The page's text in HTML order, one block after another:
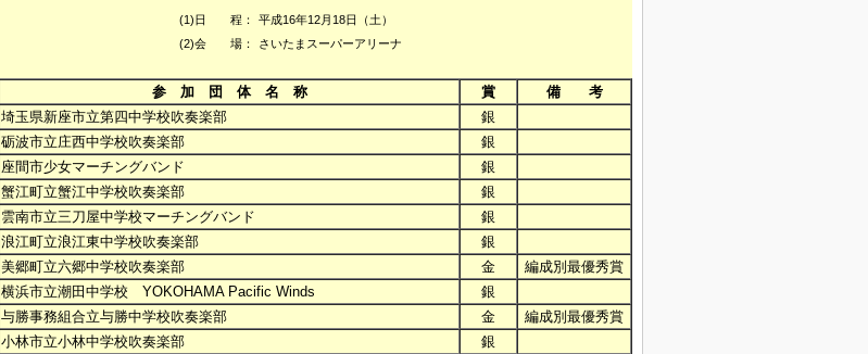
(1)日 程：
平成16年12月18日（土）
(2)会 場：
さいたまスーパーアリーナ
参 加 団 体 名 称 賞
備 考
埼玉県新座市立第四中学校吹奏楽部
銀
砺波市立庄西中学校吹奏楽部
銀
座間市少女マーチングバンド
銀
蟹江町立蟹江中学校吹奏楽部
銀
雲南市立三刀屋中学校マーチングバンド
銀
浪江町立浪江東中学校吹奏楽部
銀
美郷町立六郷中学校吹奏楽部 金
編成別最優秀賞
横浜市立潮田中学校 YOKOHAMA Pacific Winds
銀
与勝事務組合立与勝中学校吹奏楽部 金
編成別最優秀賞
小林市立小林中学校吹奏楽部 銀